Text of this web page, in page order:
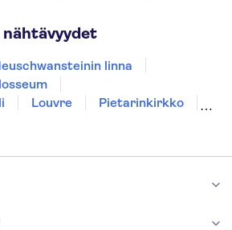
Tallinna
linna
Louvre
Pietarinkirkko